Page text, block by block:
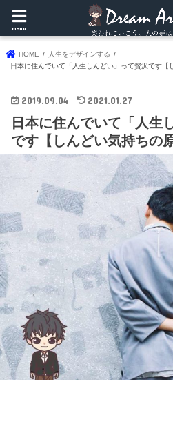
menu
HOME
人生をデザインする
日本に住んでいて「人生しんどい」って贅沢です【
2019.09.04 2021.01.27
日本に住んでいて「人生
です【しんどい気持ちの